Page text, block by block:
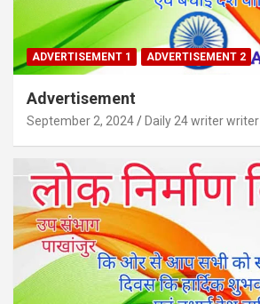
ADVERTISEMENT 1 ADVERTISEMENT 2
Advertisement
September 2, 2024 Daily 24 writer writer